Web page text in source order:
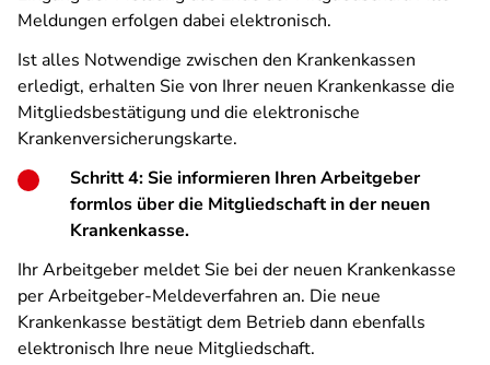
Meldungen erfolgen dabei elektronisch.
Ist alles Notwendige zwischen den Krankenkassen
erledigt, erhalten Sie von Ihrer neuen Krankenkasse die
Mitgliedsbestätigung und die elektronische
Krankenversicherungskarte.
Schritt 4: Sie informieren Ihren Arbeitgeber
formlos über die Mitgliedschaft in der neuen
Krankenkasse.
Ihr Arbeitgeber meldet Sie bei der neuen Krankenkasse
per Arbeitgeber-Meldeverfahren an. Die neue
Krankenkasse bestätigt dem Betrieb dann ebenfalls
elektronisch Ihre neue Mitgliedschaft.